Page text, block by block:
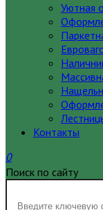
Уютная
Контакты
0
Поиск по сайту